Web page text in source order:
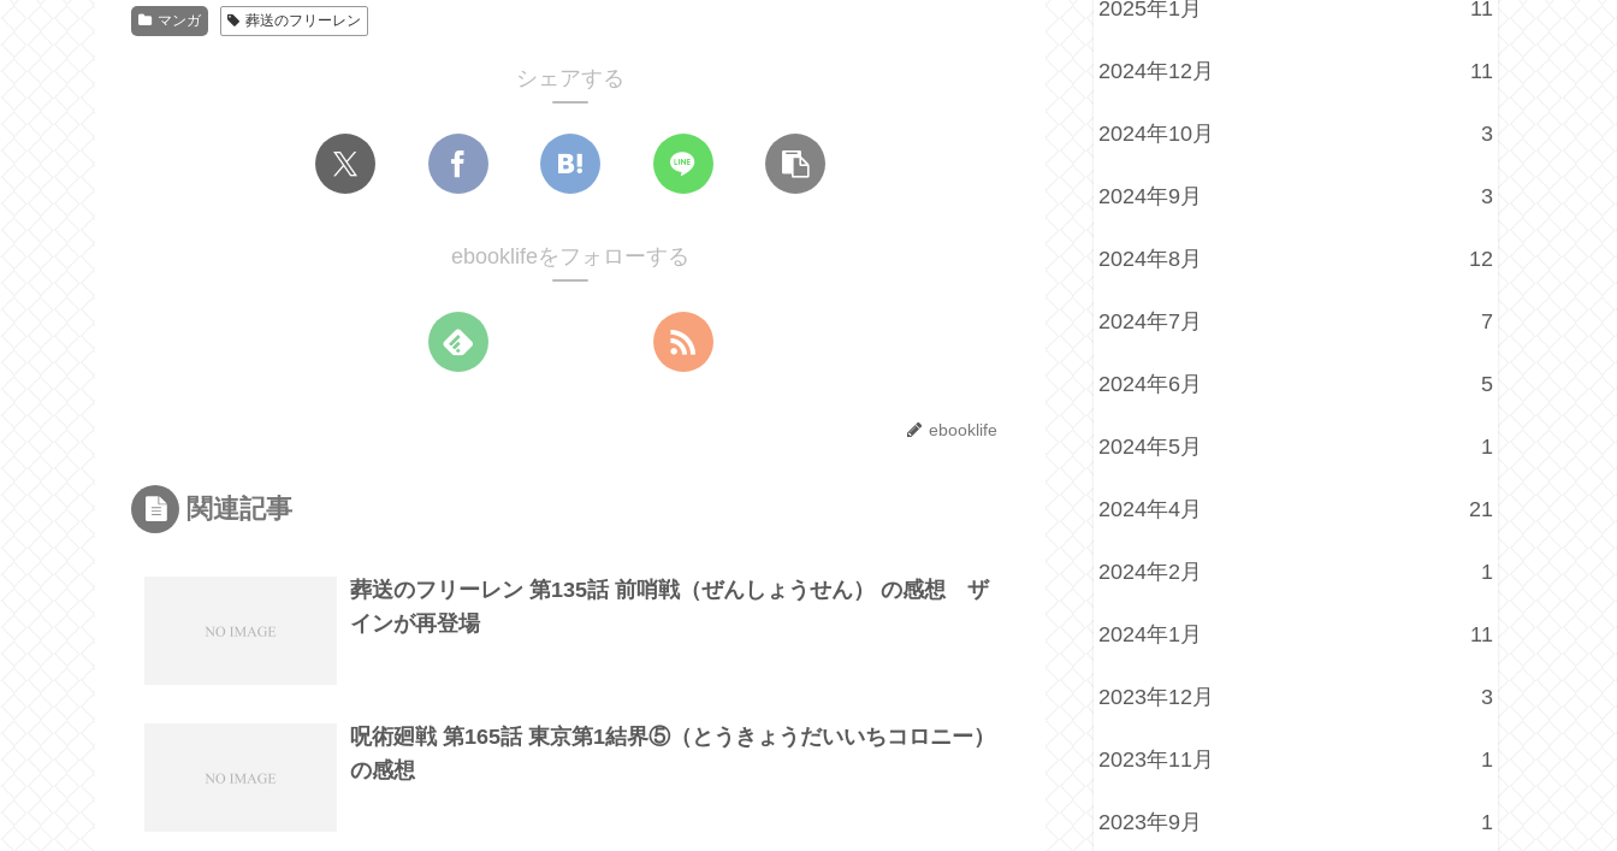
マンガ 葬送のフリーレン
シェアする
ebooklifeをフォローする
ebooklife
関連記事
葬送のフリーレン 第135話 前哨戦（ぜんしょうせん） の感想 ザ
インが再登場
呪術廻戦 第165話 東京第1結界⑤（とうきょうだいいちコロニー）
の感想
2025年1月 11
2024年12月 11
2024年10月 3
2024年9月 3
2024年8月 12
2024年7月 7
2024年6月 5
2024年5月 1
2024年4月 21
2024年2月 1
2024年1月 11
2023年12月 3
2023年11月 1
2023年9月 1